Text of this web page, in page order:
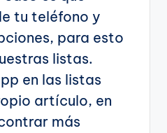
tu teléfono y
para esto
listas.
en las listas
artículo, en
más